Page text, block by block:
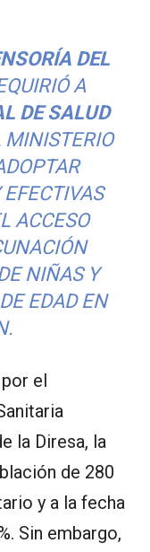
DEL
A
DE SALUD
ACCESO
NIÑAS Y
EDAD EN
el
la Diresa, la
de 280
y a la fecha
Sin embargo,